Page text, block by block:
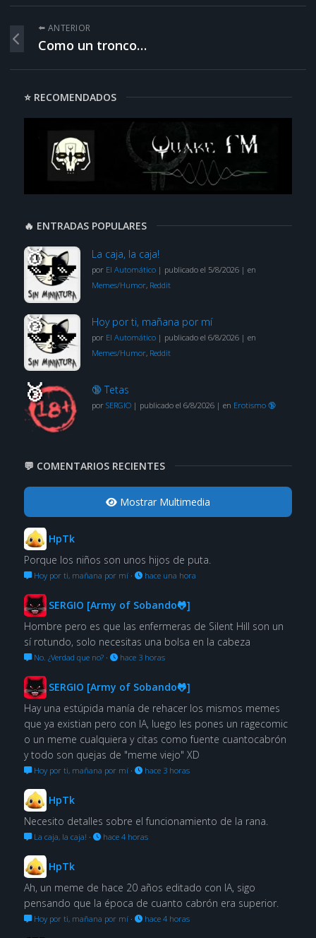
⬅️ ANTERIOR
Como un tronco…
⭐ RECOMENDADOS
🔥 ENTRADAS POPULARES
La caja, la caja!
por El Automático| publicado el 5/8/2026| en
Memes/Humor, Reddit
Hoy por ti, mañana por mí
por El Automático| publicado el 6/8/2026| en
Memes/Humor, Reddit
🔞 Tetas
por SERGIO| publicado el 6/8/2026| en Erotismo 🔞
💬 COMENTARIOS RECIENTES
Mostrar Multimedia
HpTk
Porque los niños son unos hijos de puta.
Hoy por ti, mañana por mí· hace una hora
SERGIO [Army of Sobando🐸]
Hombre pero es que las enfermeras de Silent Hill son un
sí rotundo, solo necesitas una bolsa en la cabeza
No. ¿Verdad que no?· hace 3 horas
SERGIO [Army of Sobando🐸]
Hay una estúpida manía de rehacer los mismos memes
que ya existian pero con IA, luego les pones un ragecomic
o un meme cualquiera y citas como fuente cuantocabrón
y todo son quejas de "meme viejo" XD
Hoy por ti, mañana por mí· hace 3 horas
HpTk
Necesito detalles sobre el funcionamiento de la rana.
La caja, la caja! · hace 4 horas
HpTk
Ah, un meme de hace 20 años editado con IA, sigo
pensando que la época de cuanto cabrón era superior.
Hoy por ti, mañana por mí· hace 4 horas